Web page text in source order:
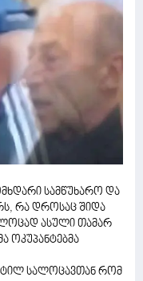
სამწუხარო და
რა დროსაც შიდა
ასული თამარ
ოკუპანტებმა
სალოცავთან რომ